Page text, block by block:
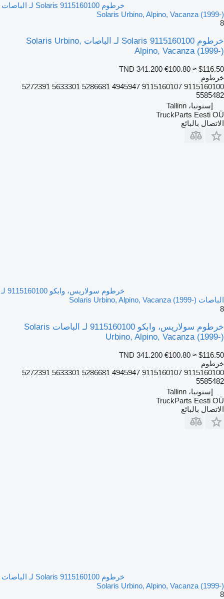
خرطوم Solaris 9115160100 لـ الباصات
Solaris Urbino, Alpino, Vacanza (1999-)
8
خرطوم Solaris 9115160100 لـ الباصات Solaris Urbino,
Alpino, Vacanza (1999-)
TND 341.200 €100.80 ≈ $116.50
خرطوم
9115160100 9115160107 4945947 5286681 5633301 5272391
5585482
إستونيا، Tallinn
TruckParts Eesti OÜ
الاتصال بالبائع
خرطوم سولاريس، وابكو 9115160100 لـ
الباصات Solaris Urbino, Alpino, Vacanza (1999-)
8
خرطوم سولاريس، وابكو 9115160100 لـ الباصات Solaris
Urbino, Alpino, Vacanza (1999-)
TND 341.200 €100.80 ≈ $116.50
خرطوم
9115160100 9115160107 4945947 5286681 5633301 5272391
5585482
إستونيا، Tallinn
TruckParts Eesti OÜ
الاتصال بالبائع
خرطوم Solaris 9115160100 لـ الباصات
Solaris Urbino, Alpino, Vacanza (1999-)
8